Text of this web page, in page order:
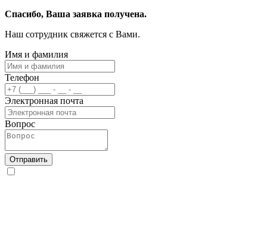
Спасибо, Ваша заявка получена.
Наш сотрудник свяжется с Вами.
Имя и фамилия
Телефон
Электронная почта
Вопрос
Отправить